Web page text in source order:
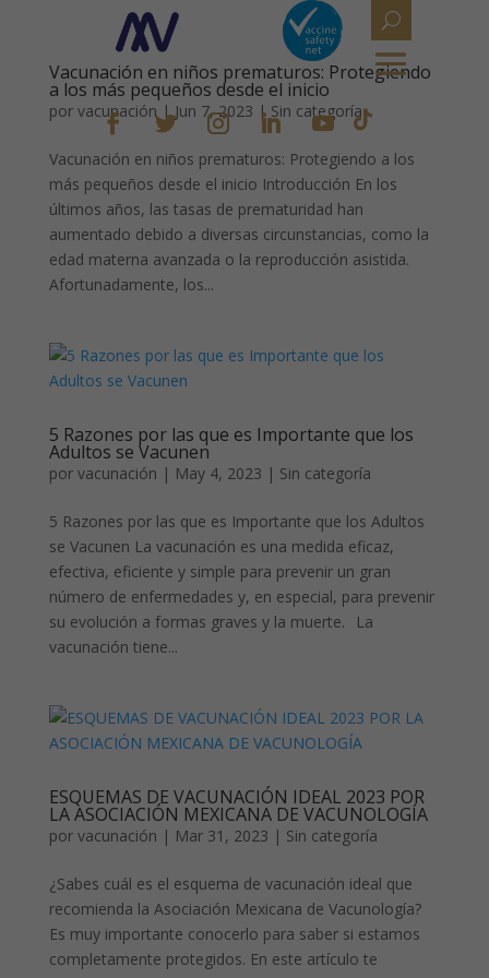
Vacunación en niños prematuros: Protegiendo
a los más pequeños desde el inicio
por vacunación|Jun 7, 2023 | Sin categoría
Vacunación en niños prematuros: Protegiendo a los
más pequeños desde el inicio Introducción En los
últimos años, las tasas de prematuridad han
aumentado debido a diversas circunstancias, como la
edad materna avanzada o la reproducción asistida.
Afortunadamente, los...
5 Razones por las que es Importante que los
Adultos se Vacunen
por vacunación | May 4, 2023 | Sin categoría
5 Razones por las que es Importante que los Adultos
se Vacunen La vacunación es una medida eficaz,
efectiva, eficiente y simple para prevenir un gran
número de enfermedades y, en especial, para prevenir
su evolución a formas graves y la muerte. La
vacunación tiene...
ESQUEMAS DE VACUNACIÓN IDEAL 2023 POR
LA ASOCIACIÓN MEXICANA DE VACUNOLOGÍA
por vacunación | Mar 31, 2023 | Sin categoría
¿Sabes cuál es el esquema de vacunación ideal que
recomienda la Asociación Mexicana de Vacunología?
Es muy importante conocerlo para saber si estamos
completamente protegidos. En este artículo te